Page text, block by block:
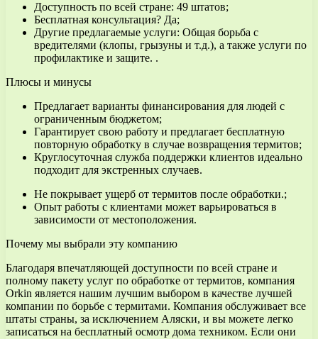
Доступность по всей стране: 49 штатов;
Бесплатная консультация? Да;
Другие предлагаемые услуги: Общая борьба с
вредителями (клопы, грызуны и т.д.), а также услуги по
профилактике и защите. .
Плюсы и минусы
Предлагает варианты финансирования для людей с
ограниченным бюджетом;
Гарантирует свою работу и предлагает бесплатную
повторную обработку в случае возвращения термитов;
Круглосуточная служба поддержки клиентов идеально
подходит для экстренных случаев.
Не покрывает ущерб от термитов после обработки.;
Опыт работы с клиентами может варьироваться в
зависимости от местоположения.
Почему мы выбрали эту компанию
Благодаря впечатляющей доступности по всей стране и
полному пакету услуг по обработке от термитов, компания
Orkin является нашим лучшим выбором в качестве лучшей
компании по борьбе с термитами. Компания обслуживает все
штаты страны, за исключением Аляски, и вы можете легко
записаться на бесплатный осмотр дома техником. Если они